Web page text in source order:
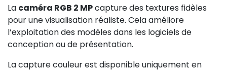
La caméra RGB 2 MPcapture des textures fidèles
pour une visualisation réaliste. Cela améliore
l’exploitation des modèles dans les logiciels de
conception ou de présentation.
La capture couleur est disponible uniquement en